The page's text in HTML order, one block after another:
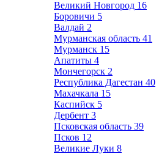
Великий Новгород 16
Боровичи 5
Валдай 2
Мурманская область 41
Мурманск 15
Апатиты 4
Мончегорск 2
Республика Дагестан 40
Махачкала 15
Каспийск 5
Дербент 3
Псковская область 39
Псков 12
Великие Луки 8